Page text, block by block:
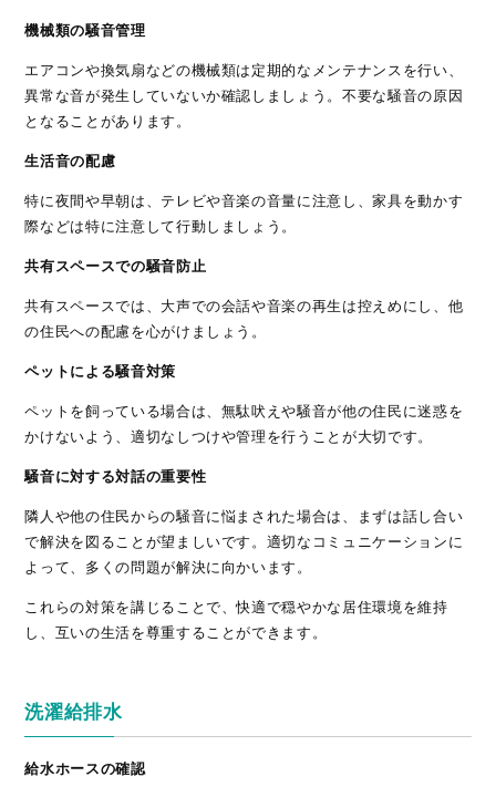
機械類の騒音管理
エアコンや換気扇などの機械類は定期的なメンテナンスを行い、
異常な音が発生していないか確認しましょう。不要な騒音の原因
となることがあります。
生活音の配慮
特に夜間や早朝は、テレビや音楽の音量に注意し、家具を動かす
際などは特に注意して行動しましょう。
共有スペースでの騒音防止
共有スペースでは、大声での会話や音楽の再生は控えめにし、他
の住民への配慮を心がけましょう。
ペットによる騒音対策
ペットを飼っている場合は、無駄吠えや騒音が他の住民に迷惑を
かけないよう、適切なしつけや管理を行うことが大切です。
騒音に対する対話の重要性
隣人や他の住民からの騒音に悩まされた場合は、まずは話し合い
で解決を図ることが望ましいです。適切なコミュニケーションに
よって、多くの問題が解決に向かいます。
これらの対策を講じることで、快適で穏やかな居住環境を維持
し、互いの生活を尊重することができます。
洗濯給排水
給水ホースの確認